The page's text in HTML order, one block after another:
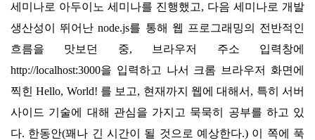
세미나로 아두이노 세미나를 진행했고, 다음 세미나로 개발
생산성이 뛰어난 node.js를 통해 웹 프로그래밍의 전반적인
흐름을 맛보던 중, 브라우저 주소 입력창에
http://localhost:3000을 입력하고 나서 크롬 브라우저
화면에
찍힌 Hello, World! 를 보고, 현재까지 웹에 대해서, 특히 서버
사이드 기술에 대해 관심을 가지고 묵묵히 공부를 하고 있
다. 한동안(꽤나 긴 시간이 될 것으로 예상한다.) 이 쪽에 푹